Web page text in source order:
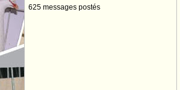
625 messages postés